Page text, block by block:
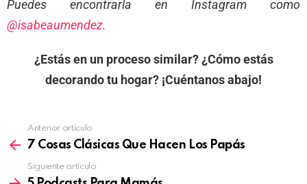
Puedes encontrarla en Instagram como
@isabeaumendez.
¿Estás en un proceso similar? ¿Cómo estás
decorando tu hogar? ¡Cuéntanos abajo!
Anterior artículo
7 Cosas Clásicas Que Hacen Los Papás
Siguiente artículo